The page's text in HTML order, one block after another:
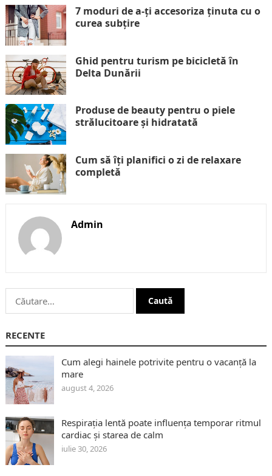
7 moduri de a-ți accesoriza ținuta cu o
curea subțire
Ghid pentru turism pe bicicletă în
Delta Dunării
Produse de beauty pentru o piele
strălucitoare și hidratată
Cum să îți planifici o zi de relaxare
completă
Admin
Caută
după:
RECENTE
Cum alegi hainele potrivite pentru o vacanță la
mare
august 4, 2026
Respirația lentă poate influența temporar ritmul
cardiac și starea de calm
iulie 30, 2026